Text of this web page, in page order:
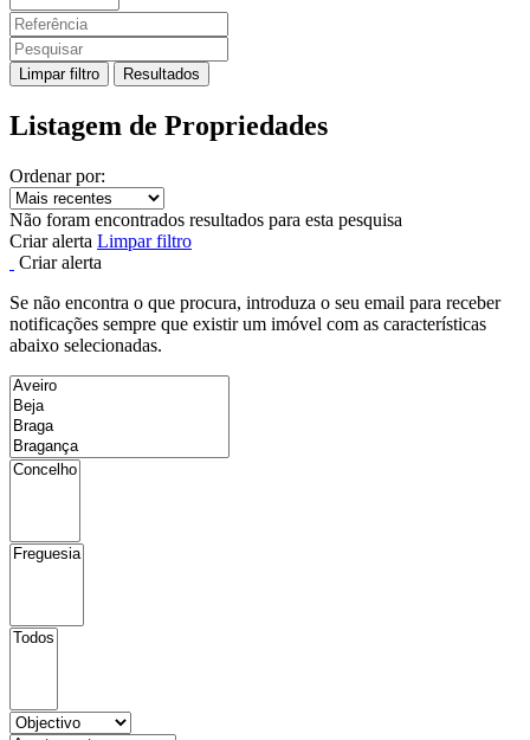
Limpar filtro Resultados
Listagem de Propriedades
Ordenar por:
Não foram encontrados resultados para esta pesquisa
Criar alerta Limpar filtro
Criar alerta
Se não encontra o que procura, introduza o seu email para receber
notificações sempre que existir um imóvel com as características
abaixo selecionadas.